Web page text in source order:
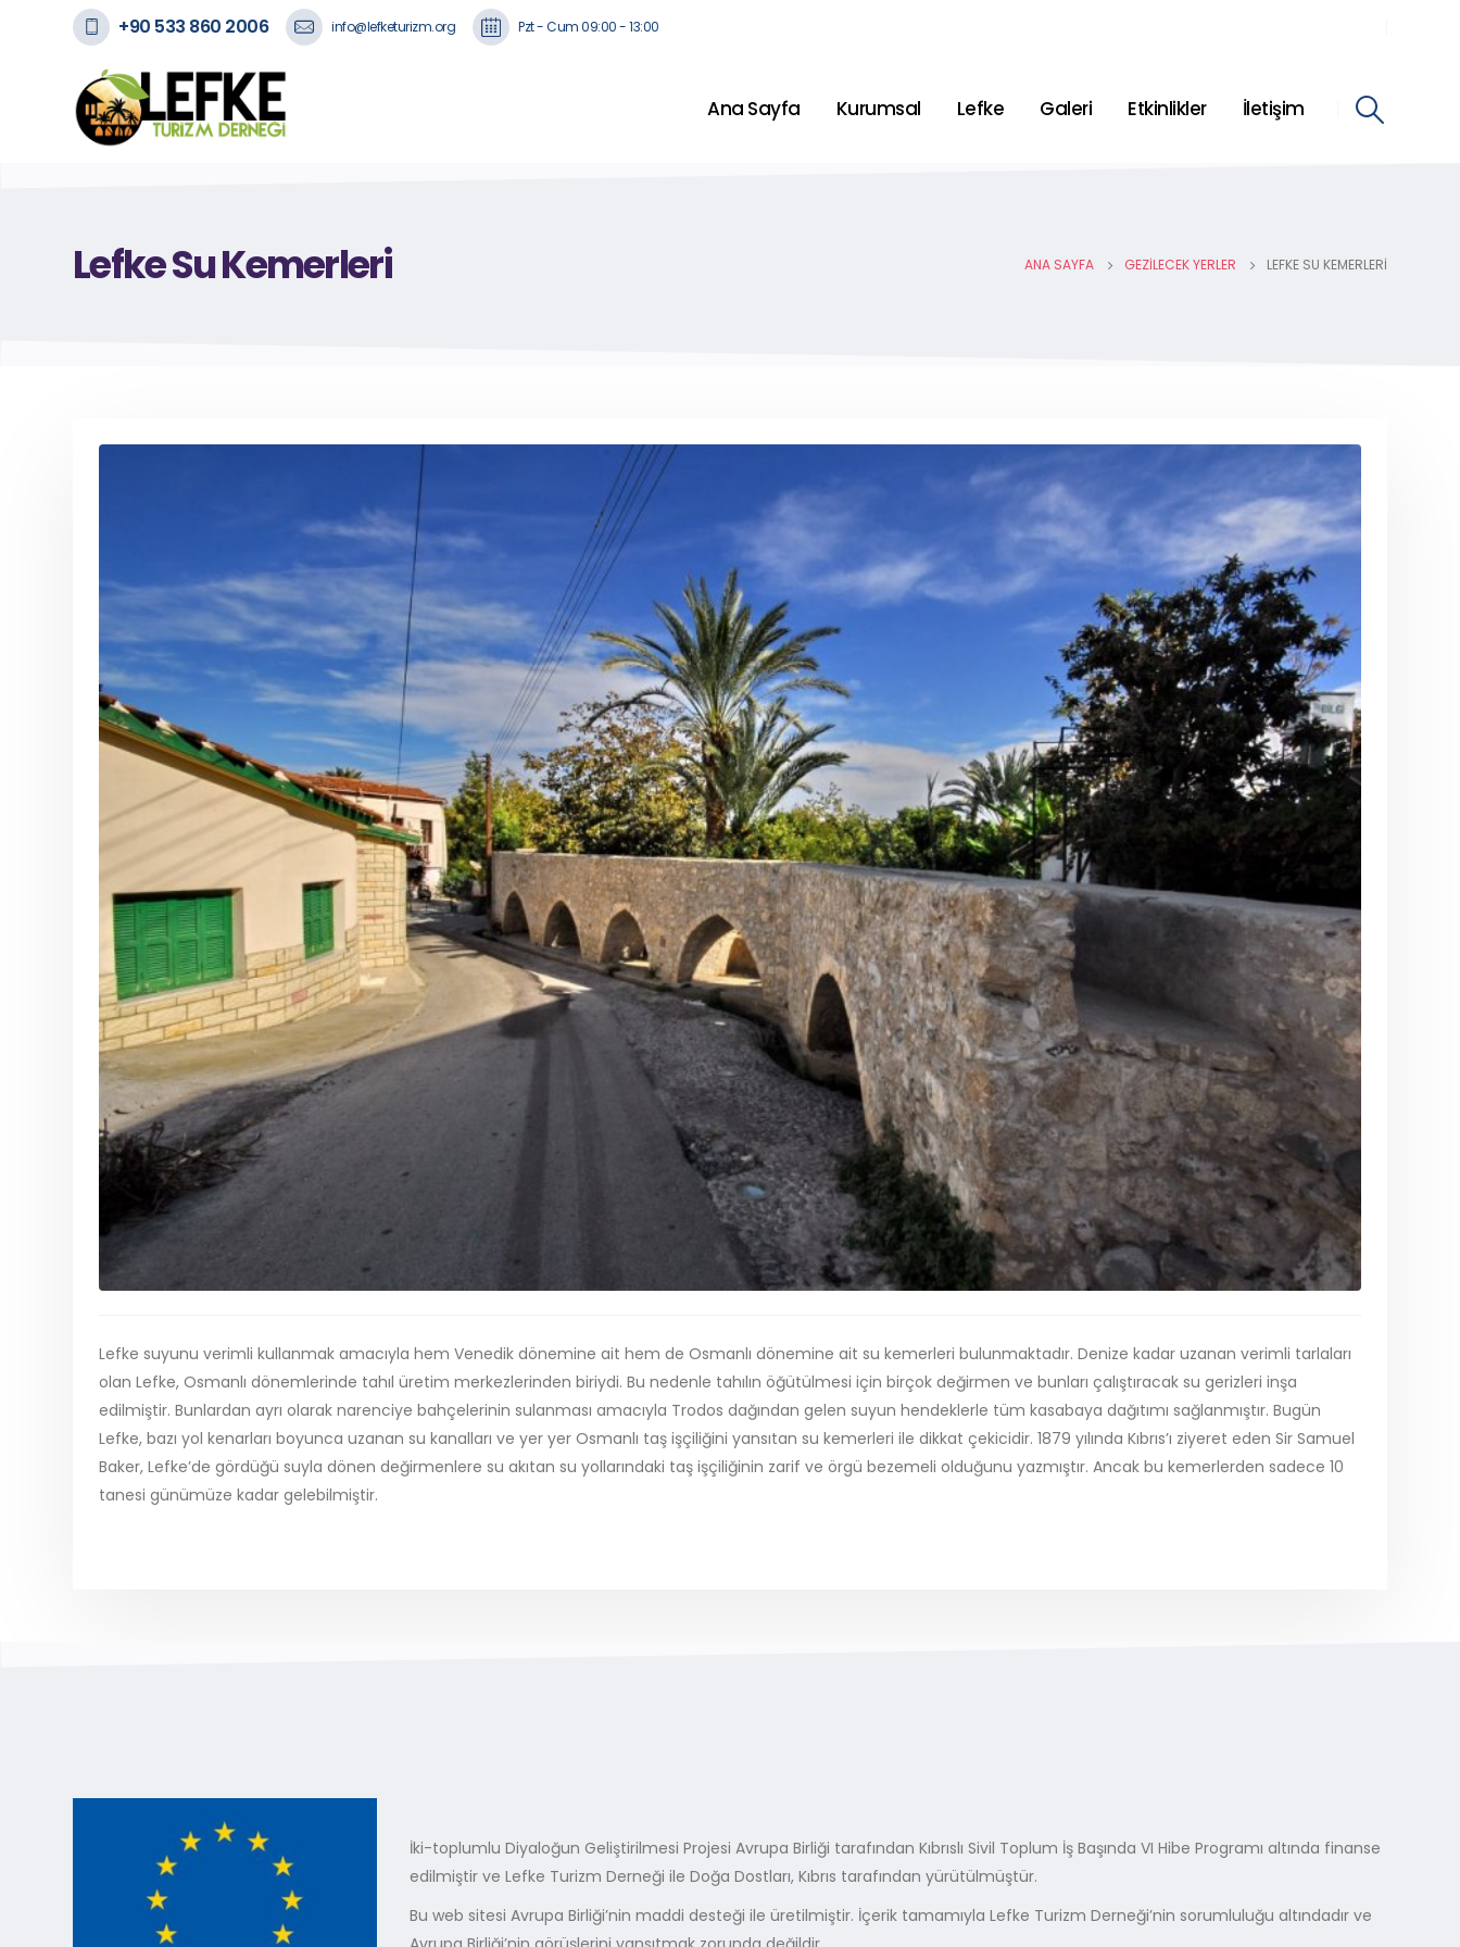
+90 533 860 2006 info@lefketurizm.org Pzt - Cum 09:00 - 13:00
Ana Sayfa Kurumsal Lefke Galeri Etkinlikler İletişim
Lefke Su Kemerleri ANA SAYFA GEZILECEK YERLER LEFKE SU KEMERLERI
Lefke suyunu verimli kullanmak amacıyla hem Venedik dönemine ait hem de Osmanlı dönemine ait su kemerleri bulunmaktadır. Denize kadar uzanan verimli tarlaları
olan Lefke, Osmanlı dönemlerinde tahıl üretim merkezlerinden biriydi. Bu nedenle tahılın öğütülmesi için birçok değirmen ve bunları çalıştıracak su gerizleri inşa
edilmiştir. Bunlardan ayrı olarak narenciye bahçelerinin sulanması amacıyla Trodos dağından gelen suyun hendeklerle tüm kasabaya dağıtımı sağlanmıştır. Bugün
Lefke, bazı yol kenarları boyunca uzanan su kanalları ve yer yer Osmanlı taş işçiliğini yansıtan su kemerleri ile dikkat çekicidir. 1879 yılında Kıbrıs’ı ziyeret eden Sir Samuel
Baker, Lefke’de gördüğü suyla dönen değirmenlere su akıtan su yollarındaki taş işçiliğinin zarif ve örgü bezemeli olduğunu yazmıştır. Ancak bu kemerlerden sadece 10
tanesi günümüze kadar gelebilmiştir.
İki-toplumlu Diyaloğun Geliştirilmesi Projesi Avrupa Birliği tarafından Kıbrıslı Sivil Toplum İş Başında VI Hibe Programı altında finanse
edilmiştir ve Lefke Turizm Derneği ile Doğa Dostları, Kıbrıs tarafından yürütülmüştür.
Bu web sitesi Avrupa Birliği’nin maddi desteği ile üretilmiştir. İçerik tamamıyla Lefke Turizm Derneği’nin sorumluluğu altındadır ve